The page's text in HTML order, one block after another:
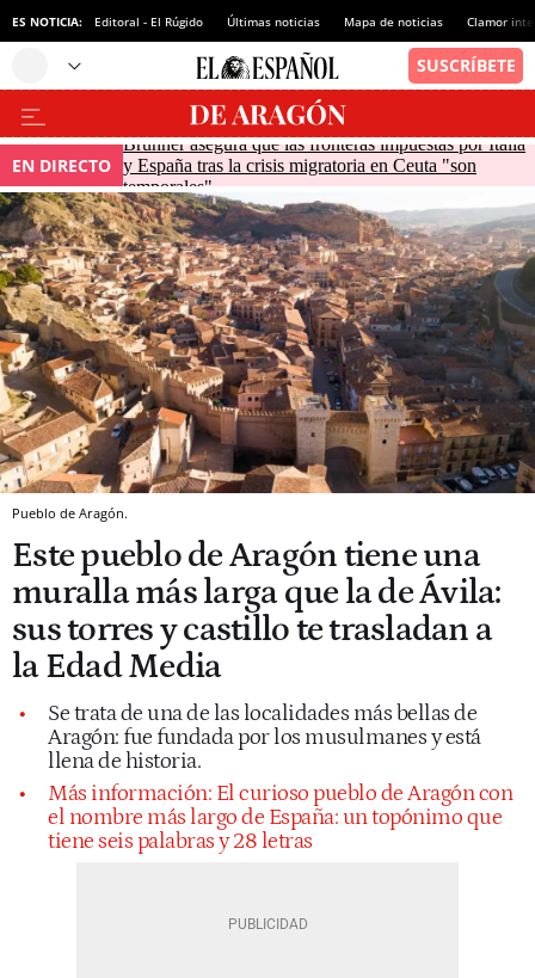
ES NOTICIA: Editoral - El Rúgido Últimas noticias Mapa de noticias Clamor
EN DIRECTO
Brunner asegura que las fronteras impuestas por Italia
y España tras la crisis migratoria en Ceuta "son
temporales"
Pueblo de Aragón.
Este pueblo de Aragón tiene una
muralla más larga que la de Ávila:
sus torres y castillo te trasladan a
la Edad Media
Se trata de una de las localidades más bellas de
Aragón: fue fundada por los musulmanes y está
llena de historia.
Más información: El curioso pueblo de Aragón con
el nombre más largo de España: un topónimo que
tiene seis palabras y 28 letras